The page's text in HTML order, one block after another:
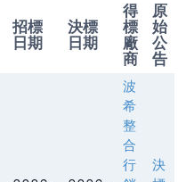
招標
日期
決標
日期
得
標
廠
商
原
始
公
告
波
希
整
合
行
決